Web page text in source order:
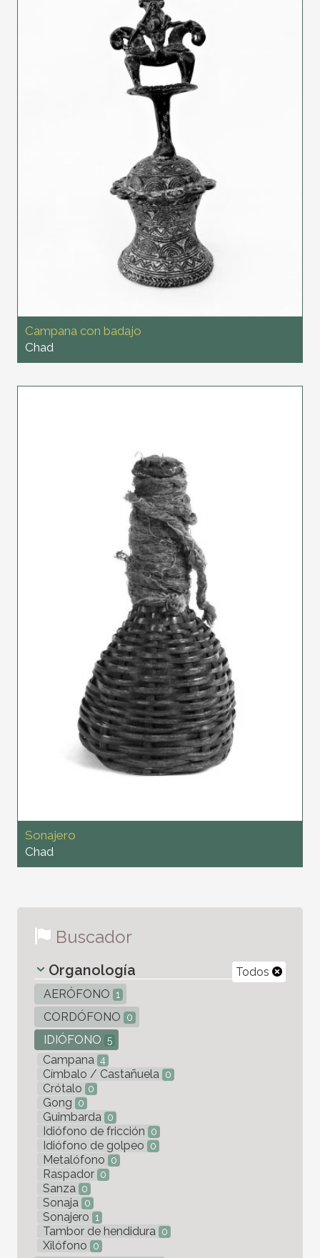
Campana con badajo
Chad
Sonajero
Chad
Buscador
Todos
Organología
AERÓFONO 1
CORDÓFONO 0
IDIÓFONO 5
Campana 4
Címbalo / Castañuela 0
Crótalo 0
Gong 0
Guimbarda 0
Idiófono de fricción 0
Idiófono de golpeo 0
Metalófono 0
Raspador 0
Sanza 0
Sonaja 0
Sonajero 1
Tambor de hendidura 0
Xilófono 0